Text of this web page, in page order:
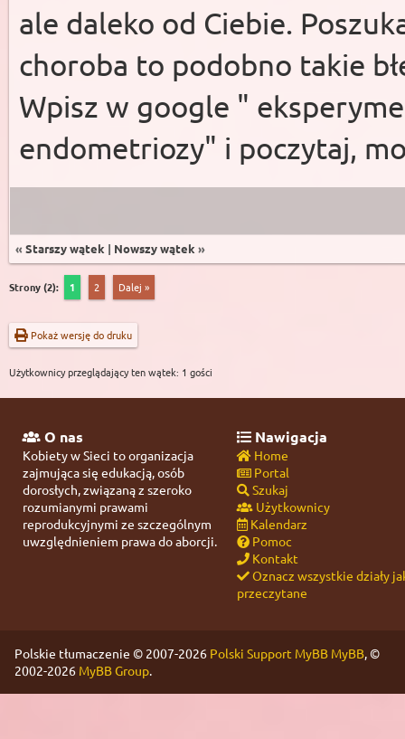
ale daleko od Ciebie.
choroba to podobno takie
Wpisz w google "
endometriozy" i poczytaj,
« Starszy wątek | Nowszy wątek »
Strony (2): 1 2 Dalej »
Pokaż wersję do druku
Użytkownicy przeglądający ten wątek: 1 gości
O nas
Kobiety w Sieci to organizacja
zajmująca się edukacją, osób
dorosłych, związaną z szeroko
rozumianymi prawami
reprodukcyjnymi ze szczególnym
uwzględnieniem prawa do aborcji.
Nawigacja
Home
Portal
Szukaj
Użytkownicy
Kalendarz
Pomoc
Kontakt
Oznacz wszystkie działy
przeczytane
Polskie tłumaczenie © 2007-2026 Polski Support MyBB MyBB, ©
2002-2026 MyBB Group.